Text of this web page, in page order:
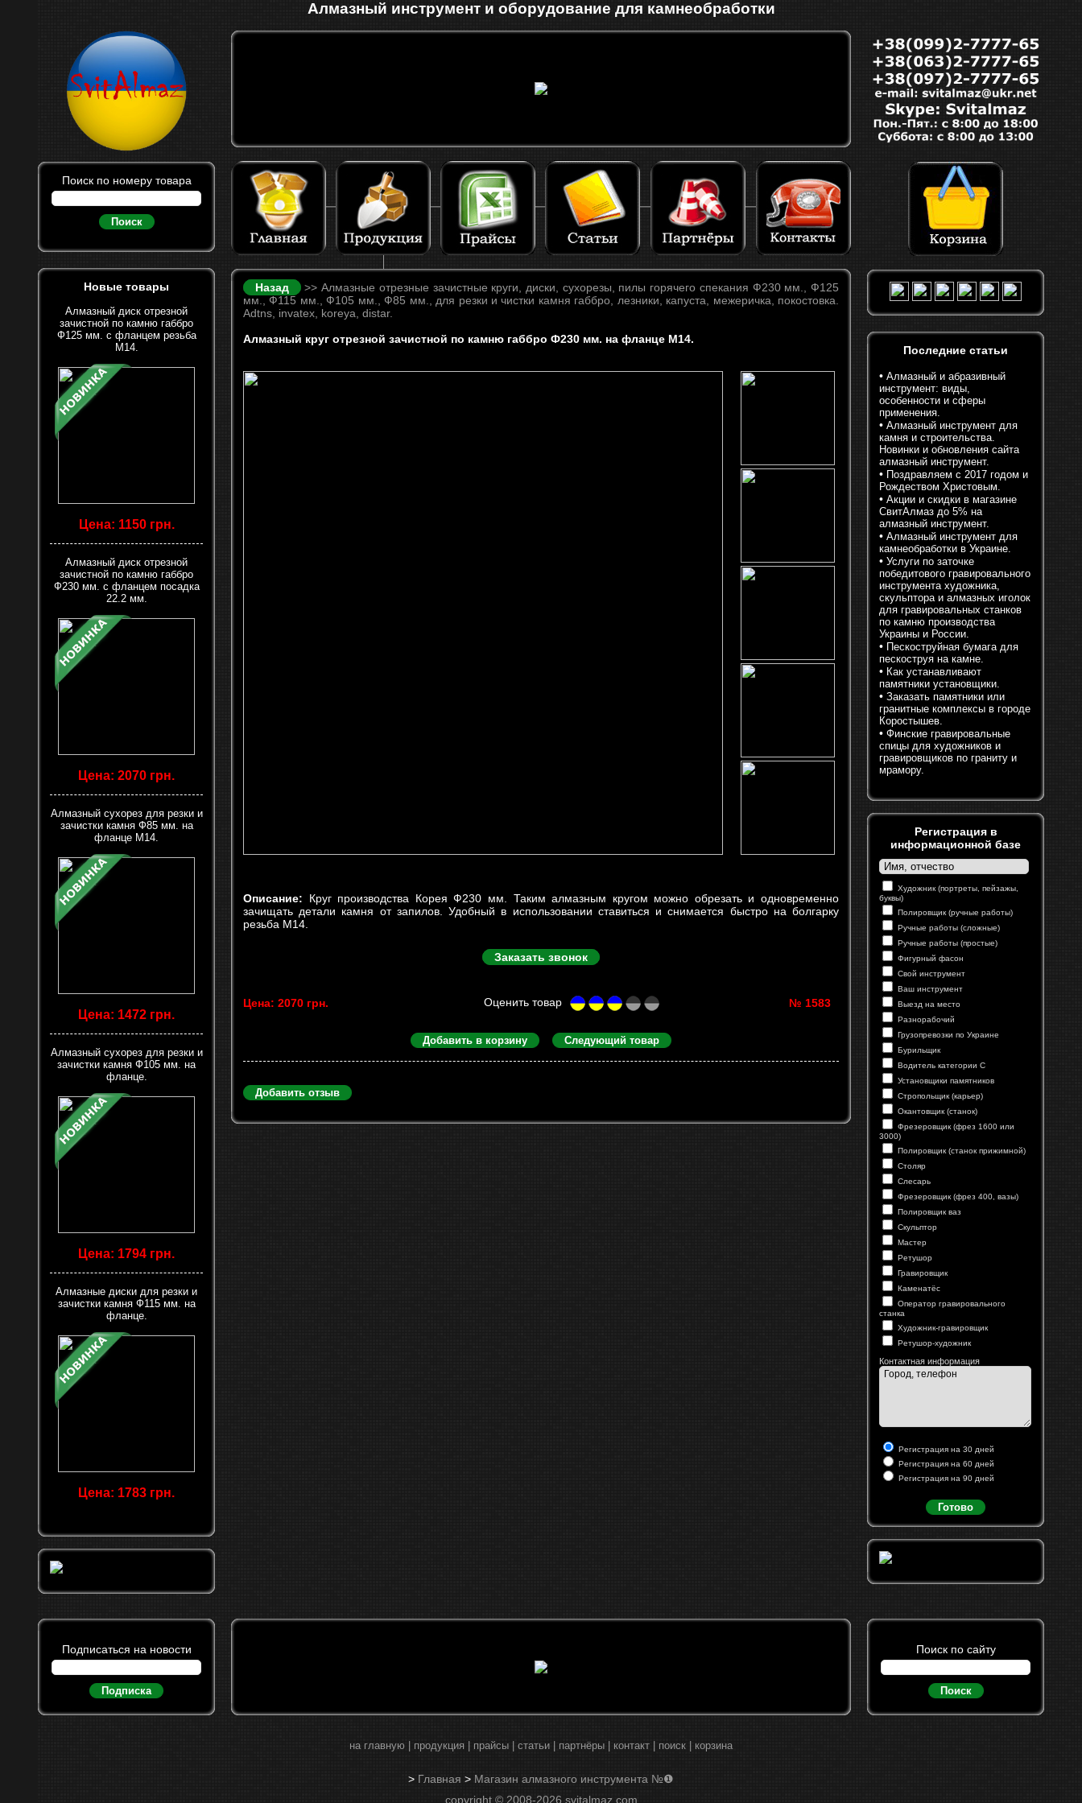
Алмазный инструмент и оборудование для камнеобработки
Поиск по номеру товара
Поиск
Новые товары
Алмазный диск отрезной
зачистной по камню габбро
Ф125 мм. с фланцем резьба
М14.
Цена: 1150 грн.
Алмазный диск отрезной
зачистной по камню габбро
Ф230 мм. с фланцем посадка
22.2 мм.
Цена: 2070 грн.
Алмазный сухорез для резки и
зачистки камня Ф85 мм. на
фланце М14.
Цена: 1472 грн.
Алмазный сухорез для резки и
зачистки камня Ф105 мм. на
фланце.
Цена: 1794 грн.
Алмазные диски для резки и
зачистки камня Ф115 мм. на
фланце.
Цена: 1783 грн.
Назад
>> Алмазные отрезные зачистные круги, диски, сухорезы, пилы горячего спекания Ф230 мм., Ф125
мм., Ф115 мм., Ф105 мм., Ф85 мм., для резки и чистки камня габбро, лезники, капуста, межеричка, покостовка.
Adtns, invatex, koreya, distar.
Алмазный круг отрезной зачистной по камню габбро Ф230 мм. на фланце М14.
Описание: Круг производства Корея Ф230 мм. Таким алмазным кругом можно обрезать и одновременно
зачищать детали камня от запилов. Удобный в использовании ставиться и снимается быстро на болгарку
резьба М14.
Заказать звонок
Цена: 2070 грн. № 1583
Добавить в корзину Следующий товар
Добавить отзыв
Последние статьи
• Алмазный и абразивный
инструмент: виды,
особенности и сферы
применения.
• Алмазный инструмент для
камня и строительства.
Новинки и обновления сайта
алмазный инструмент.
• Поздравляем с 2017 годом и
Рождеством Христовым.
• Акции и скидки в магазине
СвитАлмаз до 5% на
алмазный инструмент.
• Алмазный инструмент для
камнеобработки в Украине.
• Услуги по заточке
победитового гравировального
инструмента художника,
скульптора и алмазных иголок
для гравировальных станков
по камню производства
Украины и России.
• Пескоструйная бумага для
пескоструя на камне.
• Как устанавливают
памятники установщики.
• Заказать памятники или
гранитные комплексы в городе
Коростышев.
• Финские гравировальные
спицы для художников и
гравировщиков по граниту и
мрамору.
Регистрация в
информационной базе
Художник (портреты, пейзажы,
буквы)
Полировщик (ручные работы)
Ручные работы (сложные)
Ручные работы (простые)
Фигурный фасон
Свой инструмент
Ваш инструмент
Выезд на место
Разнорабочий
Грузопревозки по Украине
Бурильщик
Водитель категории С
Установщики памятников
Стропольщик (карьер)
Окантовщик (станок)
Фрезеровщик (фрез 1600 или
3000)
Полировщик (станок прижимной)
Столяр
Слесарь
Фрезеровщик (фрез 400, вазы)
Полировщик ваз
Скульптор
Мастер
Ретушор
Гравировщик
Каменатёс
Оператор гравировального
станка
Художник-гравировщик
Ретушор-художник
Контактная информация
Регистрация на 30 дней
Регистрация на 60 дней
Регистрация на 90 дней
Готово
Подписаться на новости
Подписка
Поиск по сайту
Поиск
на главную продукция прайсы статьи партнёры контакт поиск корзина
> Главная > Магазин алмазного инструмента №❶
copyright © 2008-2026 svitalmaz.com